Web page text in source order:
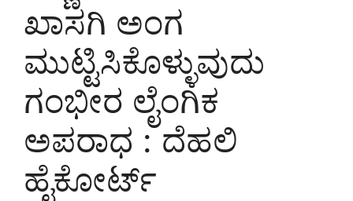
ಖಾಸಗಿ ಅಂಗ
ಮುಟ್ಟಿಸಿಕೊಳ್ಳುವುದು
ಗಂಭೀರ ಲೈಂಗಿಕ
ಅಪರಾಧ : ದೆಹಲಿ
ಹೈಕೋರ್ಟ್